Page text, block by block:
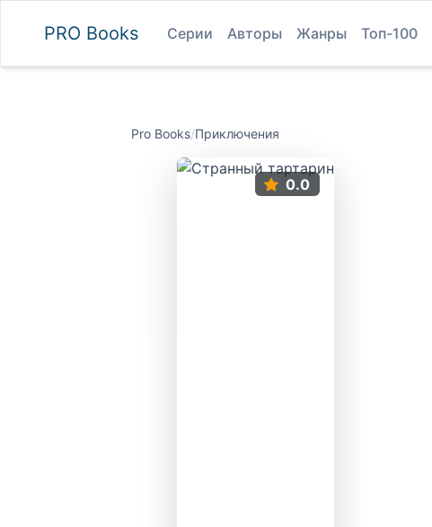
PRO Books Серии Авторы Жанры Топ-100
Pro Books/Приключения
0.0